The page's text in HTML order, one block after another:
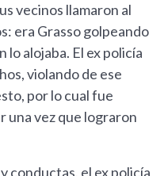
vecinos llamaron al
era Grasso golpeando
lo alojaba. El ex policía
violando de ese
por lo cual fue
una vez que lograron
conductas, el ex policía